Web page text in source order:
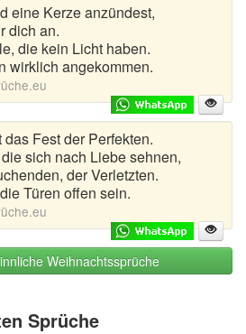
eine Kerze anzündest,
dich an.
die kein Licht haben.
wirklich angekommen.
Fest der Perfekten.
sich nach Liebe sehnen,
der Verletzten.
Türen offen sein.
Weihnachtssprüche
Sprüche